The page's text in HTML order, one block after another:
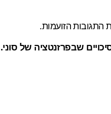
הזועמות.
שבפרזנטציה של